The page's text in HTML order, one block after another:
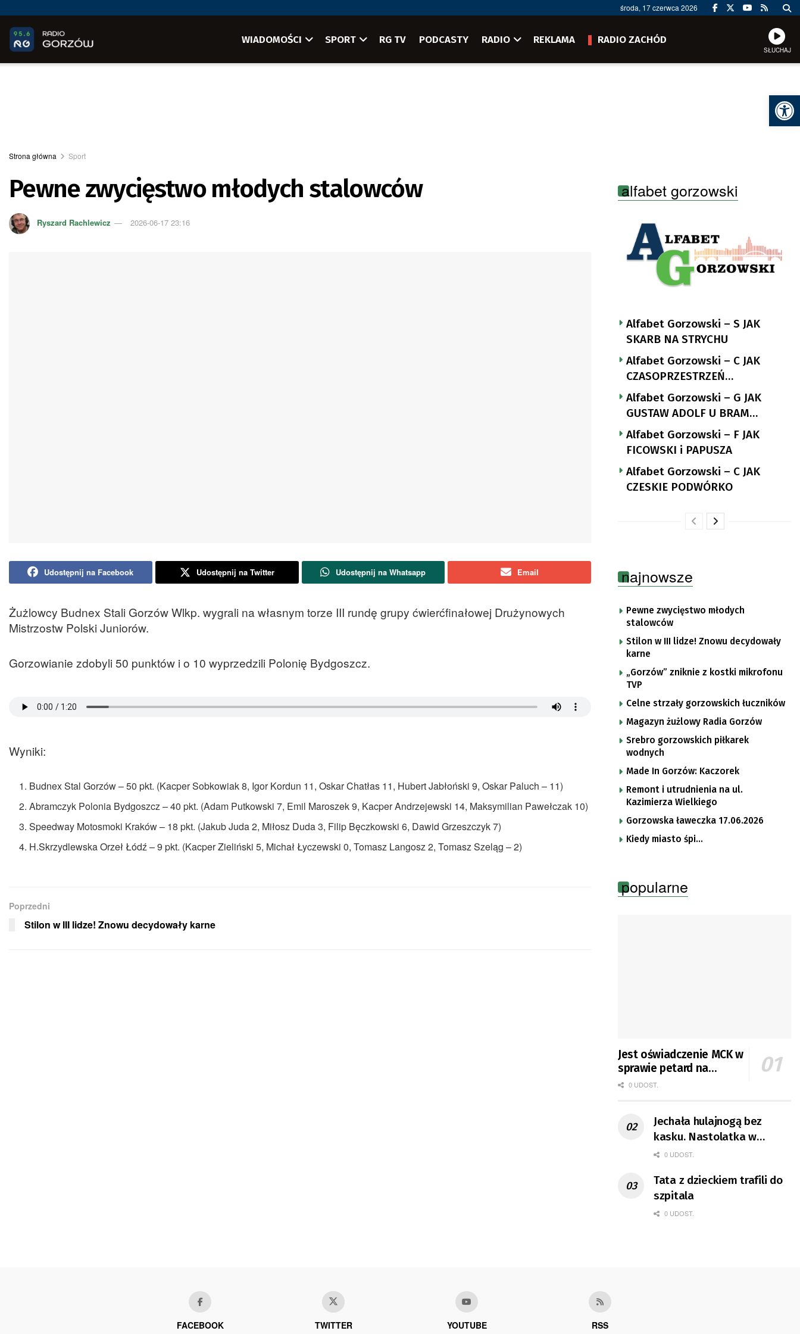
środa, 17 czerwca 2026
WIADOMOŚCI SPORT RG TV PODCASTY RADIO REKLAMA RADIO ZACHÓD
SŁUCHAJ
Strona główna Sport
Pewne zwycięstwo młodych stalowców
Ryszard Rachlewicz 2026-06-17 23:16
Udostępnij na Facebook Udostępnij na Twitter Udostępnij na Whatsapp Email
Żużlowcy Budnex Stali Gorzów Wlkp. wygrali na własnym torze III rundę grupy ćwierćfinałowej Drużynowych
Mistrzostw Polski Juniorów.
Gorzowianie zdobyli 50 punktów i o 10 wyprzedzili Polonię Bydgoszcz.
Wyniki:
Budnex Stal Gorzów – 50 pkt. (Kacper Sobkowiak 8, Igor Kordun 11, Oskar Chatłas 11, Hubert Jabłoński 9, Oskar Paluch – 11)
Abramczyk Polonia Bydgoszcz – 40 pkt. (Adam Putkowski 7, Emil Maroszek 9, Kacper Andrzejewski 14, Maksymilian Pawełczak 10)
Speedway Motosmoki Kraków – 18 pkt. (Jakub Juda 2, Miłosz Duda 3, Filip Bęczkowski 6, Dawid Grzeszczyk 7)
H.Skrzydlewska Orzeł Łódź – 9 pkt. (Kacper Zieliński 5, Michał Łyczewski 0, Tomasz Langosz 2, Tomasz Szeląg – 2)
Poprzedni
Stilon w III lidze! Znowu decydowały karne
alfabet gorzowski
Alfabet Gorzowski – S JAK
SKARB NA STRYCHU
Alfabet Gorzowski – C JAK
CZASOPRZESTRZEŃ
NUTTGENSA
Alfabet Gorzowski – G JAK
GUSTAW ADOLF U BRAM
LANDSBERGA
Alfabet Gorzowski – F JAK
FICOWSKI i PAPUSZA
Alfabet Gorzowski – C JAK
CZESKIE PODWÓRKO
najnowsze
Pewne zwycięstwo młodych
stalowców
Stilon w III lidze! Znowu decydowały
karne
„Gorzów” zniknie z kostki mikrofonu
TVP
Celne strzały gorzowskich łuczników
Magazyn żużlowy Radia Gorzów
Srebro gorzowskich piłkarek
wodnych
Made In Gorzów: Kaczorek
Remont i utrudnienia na ul.
Kazimierza Wielkiego
Gorzowska ławeczka 17.06.2026
Kiedy miasto śpi…
popularne
Jest oświadczenie MCK w
sprawie petard na
koncercie
0 UDOST.
Jechała hulajnogą bez
kasku. Nastolatka w
ciężkim stanie
0 UDOST.
Tata z dzieckiem trafili do
szpitala
0 UDOST.
FACEBOOK TWITTER YOUTUBE RSS